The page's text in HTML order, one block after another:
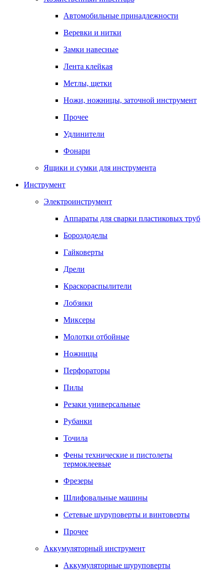
Автомобильные принадлежности
Веревки и нитки
Замки навесные
Лента клейкая
Метлы, щетки
Ножи, ножницы, заточной инструмент
Прочее
Удлинители
Фонари
Ящики и сумки для инструмента
Инструмент
Электроинструмент
Аппараты для сварки пластиковых труб
Бороздоделы
Гайковерты
Дрели
Краскораспылители
Лобзики
Миксеры
Молотки отбойные
Ножницы
Перфораторы
Пилы
Резаки универсальные
Рубанки
Точила
Фены технические и пистолеты
термоклеевые
Фрезеры
Шлифовальные машины
Сетевые шуруповерты и винтоверты
Прочее
Аккумуляторный инструмент
Аккумуляторные шуруповерты